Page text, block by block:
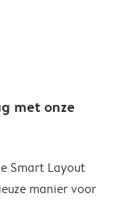
met onze
Smart Layout
manier voor